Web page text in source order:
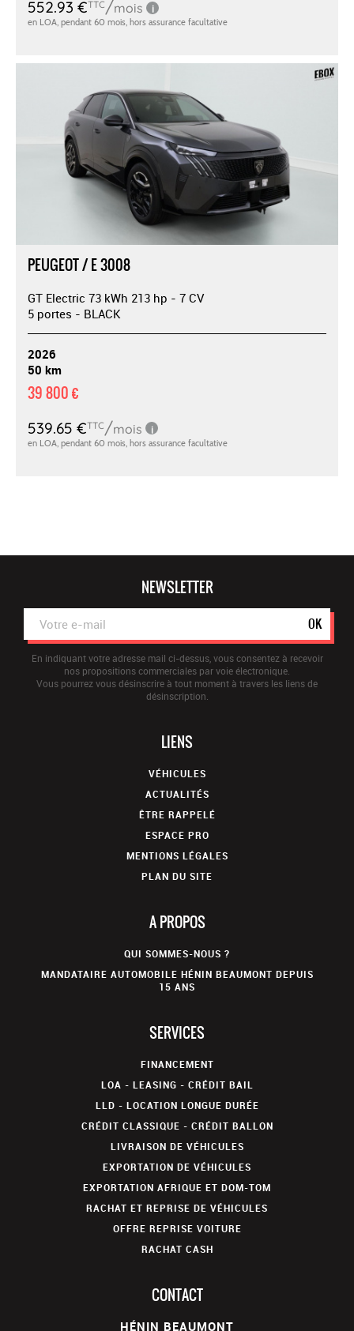
PEUGEOT / E 3008
GT Electric 73 kWh 213 hp - 7 CV
5 portes - BLACK
2026
50 km
39 800 €
NEWSLETTER
OK
En indiquant votre adresse mail ci-dessus, vous consentez à recevoir
nos propositions commerciales par voie électronique.
Vous pourrez vous désinscrire à tout moment à travers les liens de
désinscription.
LIENS
VÉHICULES
ACTUALITÉS
ÊTRE RAPPELÉ
ESPACE PRO
MENTIONS LÉGALES
PLAN DU SITE
A PROPOS
QUI SOMMES-NOUS ?
MANDATAIRE AUTOMOBILE HÉNIN BEAUMONT DEPUIS
15 ANS
SERVICES
FINANCEMENT
LOA - LEASING - CRÉDIT BAIL
LLD - LOCATION LONGUE DURÉE
CRÉDIT CLASSIQUE - CRÉDIT BALLON
LIVRAISON DE VÉHICULES
EXPORTATION DE VÉHICULES
EXPORTATION AFRIQUE ET DOM-TOM
RACHAT ET REPRISE DE VÉHICULES
OFFRE REPRISE VOITURE
RACHAT CASH
CONTACT
HÉNIN BEAUMONT